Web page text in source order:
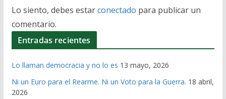
Lo siento, debes estarconectado para publicar un
comentario.
Entradas recientes
Lo llaman democracia y no lo es 13 mayo, 2026
Ni un Euro para el Rearme. Ni un Voto para la Guerra. 18 abril,
2026